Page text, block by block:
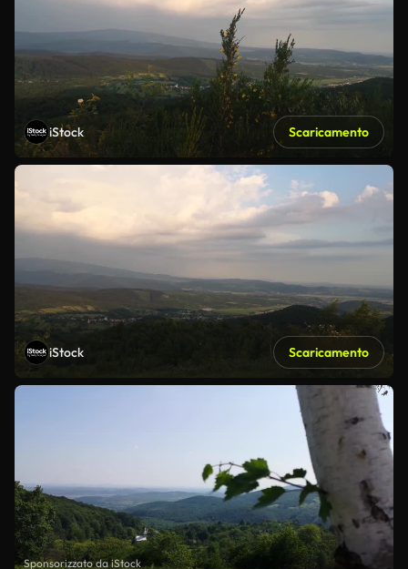
iStock Scaricamento
iStock Scaricamento
Sponsorizzato da iStock